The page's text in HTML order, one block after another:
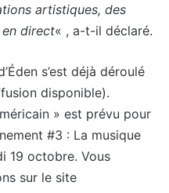
artistiques, des
direct« , a-t-il déclaré.
s’est déjà déroulé
disponible).
» est prévu pour
#3 : La musique
19 octobre. Vous
sur le site